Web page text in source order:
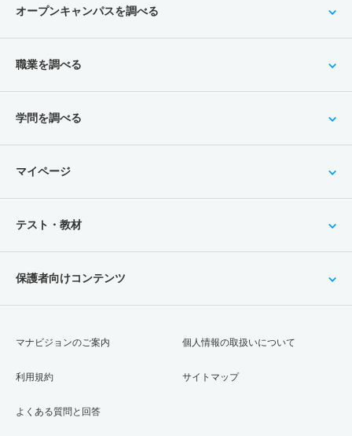
オープンキャンパスを調べる
職業を調べる
学問を調べる
マイページ
テスト・教材
保護者向けコンテンツ
マナビジョンのご案内
利用規約
よくある質問と回答
個人情報の取扱いについて
サイトマップ